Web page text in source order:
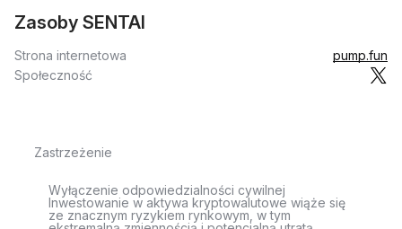
Zasoby SENTAI
Strona internetowa
pump.fun
Społeczność
Zastrzeżenie
Wyłączenie odpowiedzialności cywilnej
Inwestowanie w aktywa kryptowalutowe wiąże się
ze znacznym ryzykiem rynkowym, w tym